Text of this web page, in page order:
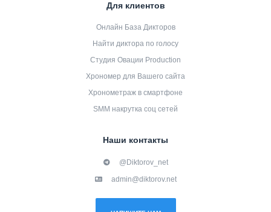
Для клиентов
Онлайн База Дикторов
Найти диктора по голосу
Студия Овации Production
Хрономер для Вашего сайта
Хронометраж в смартфоне
SMM накрутка соц сетей
Наши контакты
@Diktorov_net
admin@diktorov.net